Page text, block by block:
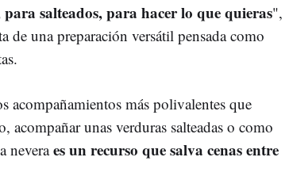
salteados, para hacer lo que quieras",
de una preparación versátil pensada como
acompañamientos más polivalentes que
acompañar unas verduras salteadas o como
neveraes un recurso que salva cenas entre